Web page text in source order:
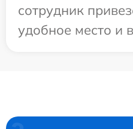
сотрудник
удобное место и